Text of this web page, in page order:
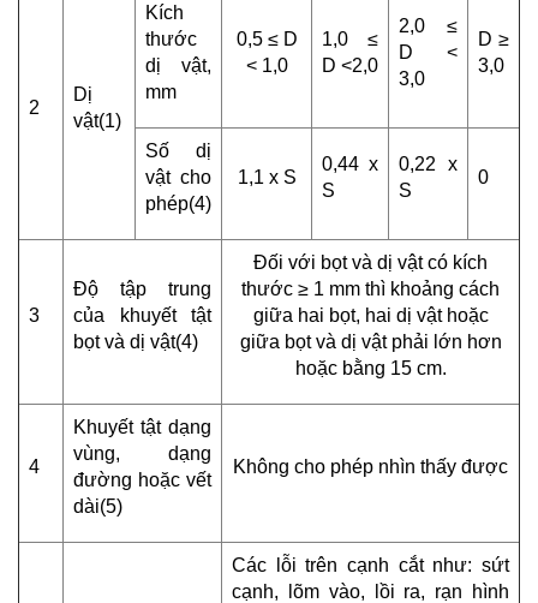
2
Dị
vật(1)
Kích
thước
dị vật,
mm
0,5 ≤ D
< 1,0
1,0 ≤
D <2,0
2,0 ≤
D <
3,0
D ≥
3,0
Số dị
vật cho
phép(4)
1,1 x S
0,44 x
S
0,22 x
S
0
3
Độ tập trung
của khuyết tật
bọt và dị vật(4)
Đối với bọt và dị vật có kích
thước ≥ 1 mm thì khoảng cách
giữa hai bọt, hai dị vật hoặc
giữa bọt và dị vật phải lớn hơn
hoặc bằng 15 cm.
4
Khuyết tật dạng
vùng, dạng
đường hoặc vết
dài(5)
Không cho phép nhìn thấy được
Các lỗi trên cạnh cắt như: sứt
cạnh, lõm vào, lồi ra, rạn hình